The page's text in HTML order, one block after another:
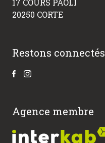
20250 CORTE
Restons connectés
Agence membre